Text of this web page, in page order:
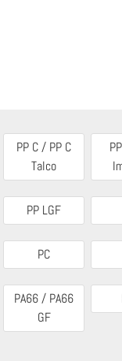
PP C / PP C
Talco
PP LGF
PC
PA66 / PA66
GF